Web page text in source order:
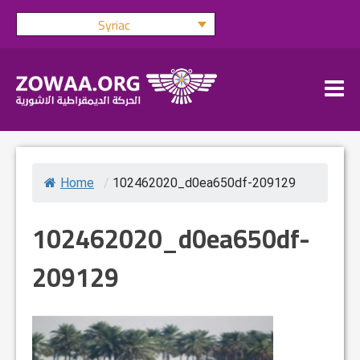
Skip
Syriac
Home / 102462020_d0ea650df-209129
102462020_d0ea650df-
209129